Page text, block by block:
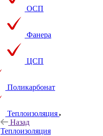
ОСП
Фанера
ЦСП
Поликарбонат
Теплоизоляция
Назад
Теплоизоляция